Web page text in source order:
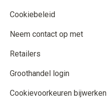
Cookiebeleid
Neem contact op met
Retailers
Groothandel login
Cookievoorkeuren bijwerken